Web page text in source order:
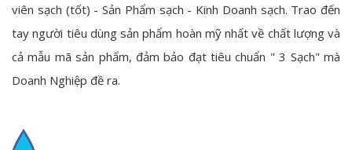
viên sạch (tốt) - Sản Phẩm sạch - Kinh Doanh sạch. Trao đến
tay người tiêu dùng sản phẩm hoàn mỹ nhất về chất lượng và
cả mẫu mã sản phẩm, đảm bảo đạt tiêu chuẩn " 3 Sạch" mà
Doanh Nghiệp đề ra.